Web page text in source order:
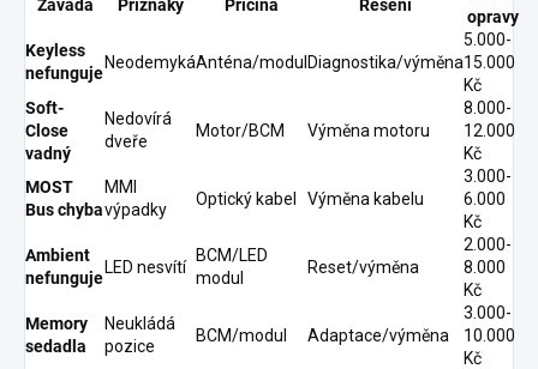
Závada Příznaky Příčina Řešení
opravy
Keyless
nefunguje
NeodemykáAnténa/modul Diagnostika/výměna
5.000-
15.000
Kč
Soft-
Close
vadný
Nedovírá
dveře
Motor/BCM Výměna motoru
8.000-
12.000
Kč
MOST
Bus chyba
MMI
výpadky
Optický kabel Výměna kabelu
3.000-
6.000
Kč
Ambient
nefunguje
LED nesvítí
BCM/LED
modul
Reset/výměna
2.000-
8.000
Kč
Memory
sedadla
Neukládá
pozice
BCM/modul Adaptace/výměna
3.000-
10.000
Kč